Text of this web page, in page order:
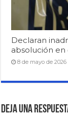
Declaran
absolución en
8 de mayo de 2026
Deja una